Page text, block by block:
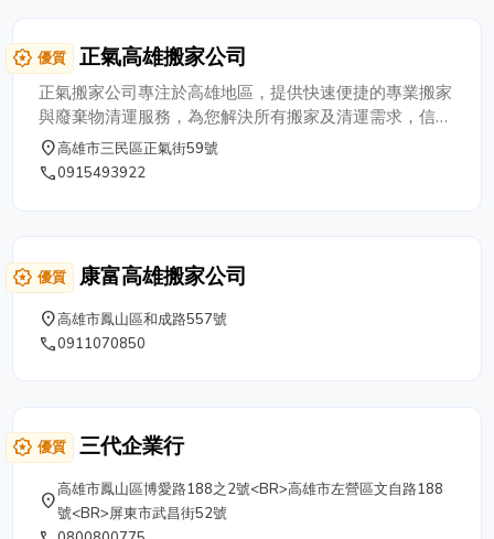
流快遞貨運公司。 奔馳國際物流服務桃園市在地各中小
企業、公司工廠、工業區急快件物品，貨運承攬迅速運
送，備有各式棚架車，升降尾門貨卡車，配合度高，機動
性強 !!
award_star 優質 正氣高雄搬家公司
正氣搬家公司專注於高雄地區，提供快速便捷的專業搬家
與廢棄物清運服務，為您解決所有搬家及清運需求，信賴
與效率兼具。
place高雄市三民區正氣街59號
phone0915493922
award_star 優質 康富高雄搬家公司
place高雄市鳳山區和成路557號
phone0911070850
award_star 優質 三代企業行
place高雄市鳳山區博愛路188之2號<BR>高雄市左營區文自路188
號<BR>屏東市武昌街52號